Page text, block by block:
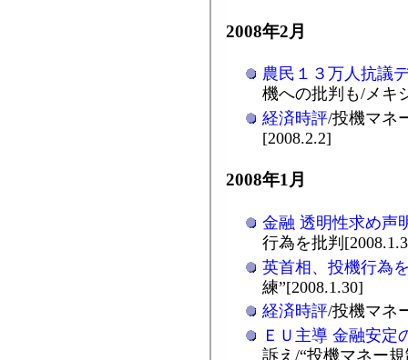
2008年2月
農民１３万人抗議
機への批判も/メキ
経済時評/投機マネ
[2008.2.2]
2008年1月
金融 透明性求め声
行為を批判
英首相、投機行為
練”[2008.1.30]
経済時評/投機マネ
ＥＵ主導 金融安定
訴え/“投機マネー